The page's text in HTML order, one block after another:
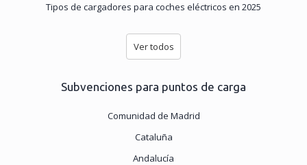
Tipos de cargadores para coches eléctricos en 2025
Ver todos
Subvenciones para puntos de carga
Comunidad de Madrid
Cataluña
Andalucía